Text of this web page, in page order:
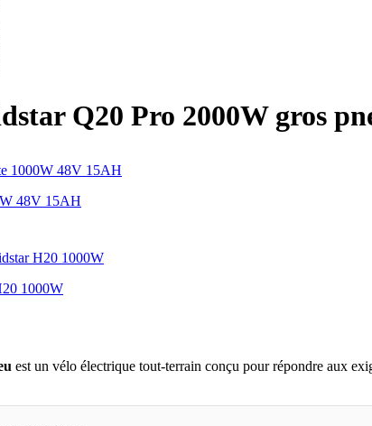
Q20 Pro 2000W gros
48V 15AH
1000W
est un vélo électrique tout-terrain conçu pour répondre aux